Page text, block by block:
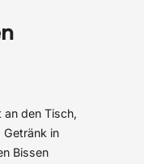
an den Tisch,
Getränk in
Bissen